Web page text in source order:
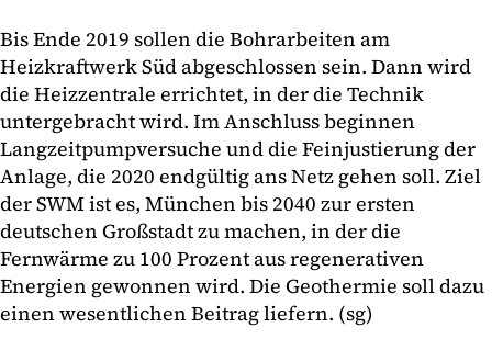
Bis Ende 2019 sollen die Bohrarbeiten am
Heizkraftwerk Süd abgeschlossen sein. Dann wird
die Heizzentrale errichtet, in der die Technik
untergebracht wird. Im Anschluss beginnen
Langzeitpumpversuche und die Feinjustierung der
Anlage, die 2020 endgültig ans Netz gehen soll. Ziel
der SWM ist es, München bis 2040 zur ersten
deutschen Großstadt zu machen, in der die
Fernwärme zu 100 Prozent aus regenerativen
Energien gewonnen wird. Die Geothermie soll dazu
einen wesentlichen Beitrag liefern. (sg)